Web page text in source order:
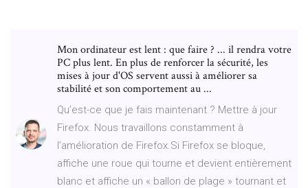
Mon ordinateur est lent : que faire ? ... il rendra votre
PC plus lent. En plus de renforcer la sécurité, les
mises à jour d'OS servent aussi à améliorer sa
stabilité et son comportement au ...
Qu’est-ce que je fais maintenant ? Mettre à jour
Firefox. Nous travaillons constamment à
l’amélioration de Firefox.Si Firefox se bloque,
affiche une roue qui tourne et devient entièrement
blanc et affiche un « ballon de plage » tournant et